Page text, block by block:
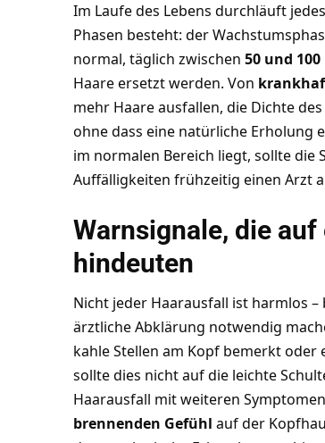
Im Laufe des Lebens durchläuft
Phasen besteht: der
normal, täglich zwischen 50 und
Haare ersetzt werden. Von
mehr Haare ausfallen, die Dichte
ohne dass eine natürliche Erholung
im normalen Bereich liegt, sollte
Auffälligkeiten frühzeitig einen Arzt
Warnsignale, die auf
hindeuten
Nicht jeder Haarausfall ist harmlos
ärztliche Abklärung notwendig
kahle Stellen am Kopf bemerkt
sollte dies nicht auf die leichte
Haarausfall mit weiteren
brennenden Gefühl auf der